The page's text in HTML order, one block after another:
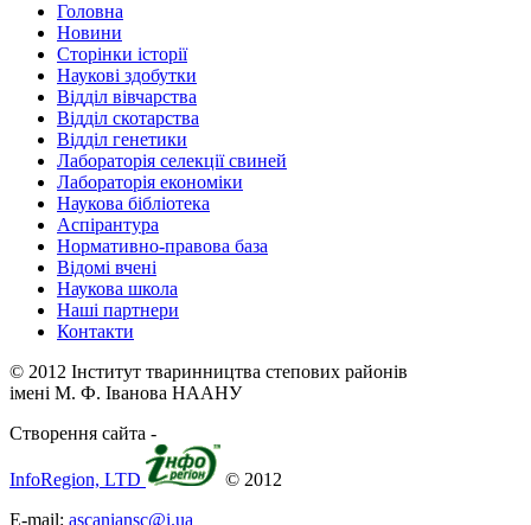
Головна
Новини
Сторінки історії
Наукові здобутки
Відділ вівчарства
Відділ скотарства
Відділ генетики
Лабораторія селекції свиней
Лабораторія економіки
Наукова бібліотека
Аспірантура
Нормативно-правова база
Відомі вчені
Наукова школа
Наші партнери
Контакти
© 2012 Інститут тваринництва степових районів
імені М. Ф. Іванова НААНУ
Створення сайта -
InfoRegion, LTD
© 2012
E-mail: ascaniansc@i.ua